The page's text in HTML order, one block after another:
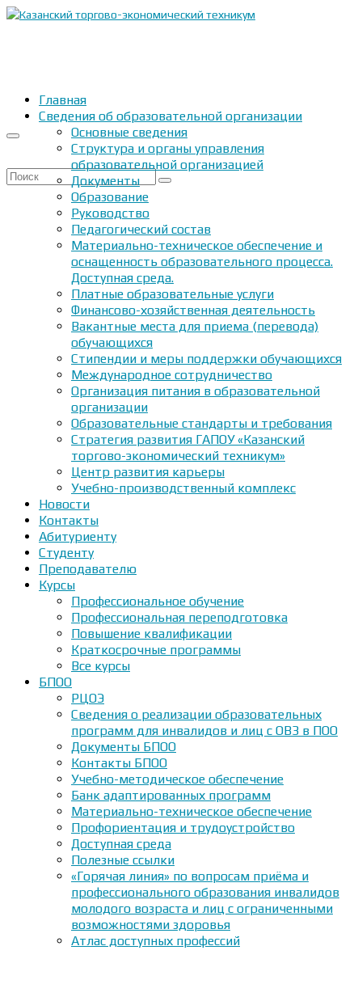
Искать:
Главная
Сведения об образовательной организации
Основные сведения
Структура и органы управления
образовательной организацией
Документы
Образование
Руководство
Педагогический состав
Материально-техническое обеспечение и
оснащенность образовательного процесса.
Доступная среда.
Платные образовательные услуги
Финансово-хозяйственная деятельность
Вакантные места для приема (перевода)
обучающихся
Стипендии и меры поддержки обучающихся
Международное сотрудничество
Организация питания в образовательной
организации
Образовательные стандарты и требования
Стратегия развития ГАПОУ «Казанский
торгово-экономический техникум»
Центр развития карьеры
Учебно-производственный комплекс
Новости
Контакты
Абитуриенту
Студенту
Преподавателю
Курсы
Профессиональное обучение
Профессиональная переподготовка
Повышение квалификации
Краткосрочные программы
Все курсы
БПОО
РЦОЭ
Сведения о реализации образовательных
программ для инвалидов и лиц с ОВЗ в ПОО
Документы БПОО
Контакты БПОО
Учебно-методическое обеспечение
Банк адаптированных программ
Материально-техническое обеспечение
Профориентация и трудоустройство
Доступная среда
Полезные ссылки
«Горячая линия» по вопросам приёма и
профессионального образования инвалидов
молодого возраста и лиц с ограниченными
возможностями здоровья
Атлас доступных профессий